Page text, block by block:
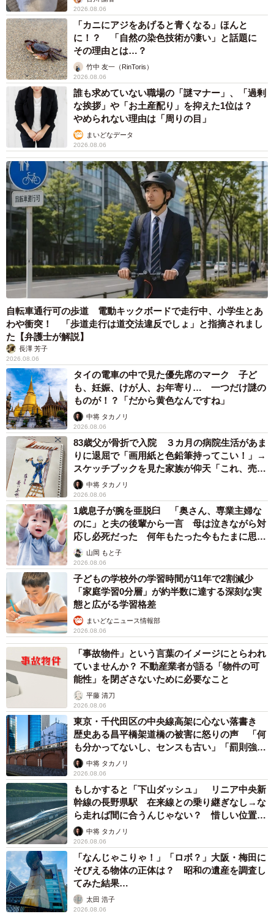
2026.08.06
「カニにアジをあげると青くなる」ほんと
に！？ 「自然の染色技術が凄い」と話題に
その理由とは…？
竹中 友一（RinToris）
2026.08.06
誰も求めていない職場の「謎マナー」、「過剰
な挨拶」や「お土産配り」を抑えた1位は？
やめられない理由は「周りの目」
まいどなデータ
2026.08.06
自転車通行可の歩道 電動キックボードで走行中、小学生とあ
わや衝突！ 「歩道走行は道交法違反でしょ」と指摘されまし
た【弁護士が解説】
長澤 芳子
2026.08.06
タイの電車の中で見た優先席のマーク 子ど
も、妊娠、けが人、お年寄り… 一つだけ謎の
ものが！？「だから黄色なんですね」
中将 タカノリ
2026.08.06
83歳父が骨折で入院 ３カ月の病院生活があま
りに退屈で「画用紙と色鉛筆持ってこい！」→
スケッチブックを見た家族が仰天「これ、売れ
ますよ…」
中将 タカノリ
2026.08.06
1歳息子が腕を亜脱臼 「奥さん、専業主婦な
のに」と夫の後輩から一言 母は泣きながら対
応し必死だった 何年もたった今もたまに思い
出し…山岡 もと子
2026.08.06
子どもの学校外の学習時間が11年で2割減少
「家庭学習0分層」が約半数に達する深刻な実
態と広がる学習格差
まいどなニュース情報部
2026.08.06
「事故物件」という言葉のイメージにとらわれ
ていませんか？ 不動産業者が語る「物件の可
能性」を閉ざさないために必要なこと
平藤 清刀
2026.08.06
東京・千代田区の中央線高架に心ない落書き
歴史ある昌平橋架道橋の被害に怒りの声 「何
も分かってないし、センスも古い」「罰則強化
して」中将 タカノリ
2026.08.06
もしかすると「下山ダッシュ」 リニア中央新
幹線の長野県駅 在来線との乗り継ぎなし→な
ら走れば間に合うんじゃない？ 惜しい位置関
係が反響
中将 タカノリ
2026.08.06
「なんじゃこりゃ！」「ロボ？」大阪・梅田に
そびえる物体の正体は？ 昭和の遺産を調査し
てみた結果…
太田 浩子
2026.08.06